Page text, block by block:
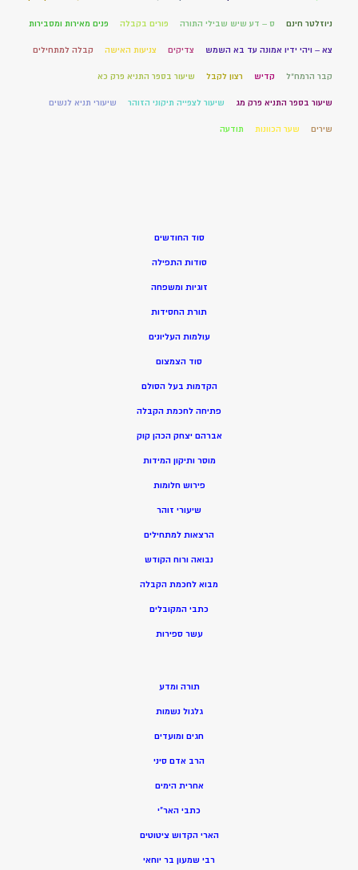
ניוזלטר חינם ס – דע שיש שבילי התורה פורים בקבלה פנים מאירות ומסבירות
צא – ויהי ידיו אמונה עד בא השמש צדיקים צניעות האישה קבלה למתחילים
קבר הרמח"ל קדיש רצון לקבל שיעור בספר התניא פרק כא
שיעור בספר התניא פרק מג שיעור לצפייה תיקוני הזוהר שיעורי תניא לנשים
שירים שער הכוונות תודעה
סוד החודשים
סודות התפילה
זוגיות ומשפחה
תורת החסידות
עולמות העליונים
סוד הצמצום
הקדמות בעל הסולם
פתיחה לחכמת הקבלה
אברהם יצחק הכהן קוק
מוסר ותיקון המידות
פירוש חלומות
שיעורי זוהר
הרצאות למתחילים
נבואה ורוח הקודש
מבוא לחכמת הקבלה
כתבי המקובלים
עשר ספירות
תורה ומדע
גלגול נשמות
חגים ומועדים
הרב אדם סיני
אחרית הימים
כתבי האר”י
הארי הקדוש ציטוטים
רבי שמעון בר יוחאי